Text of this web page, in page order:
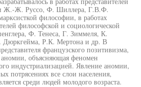
Ж.-Ж. Руссо, Ф. Шиллера, Г.В.Ф.
философии, в работах
философской и социологической
Ф. Тенеса, Г. Зиммеля, К.
Р.К. Мертона и др. В
французского позитивизма,
объясняющая феномен
индустриализацией. Явление аномии,
потрясениях все слои населения,
среди людей молодого возраста.